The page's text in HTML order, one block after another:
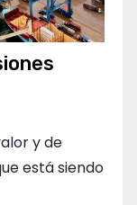
y de
está siendo